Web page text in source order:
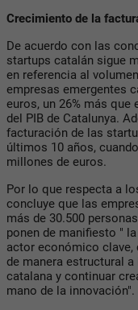
Crecimiento de la
De acuerdo con las
startups catalán sigue
en referencia al
empresas emergentes
euros, un 26% más que
del PIB de Catalunya.
facturación de las
últimos 10 años,
millones de euros.
Por lo que respecta a
concluye que las
más de 30.500
ponen de manifiesto "
actor económico clave,
de manera estructural
catalana y continuar
mano de la innovación".